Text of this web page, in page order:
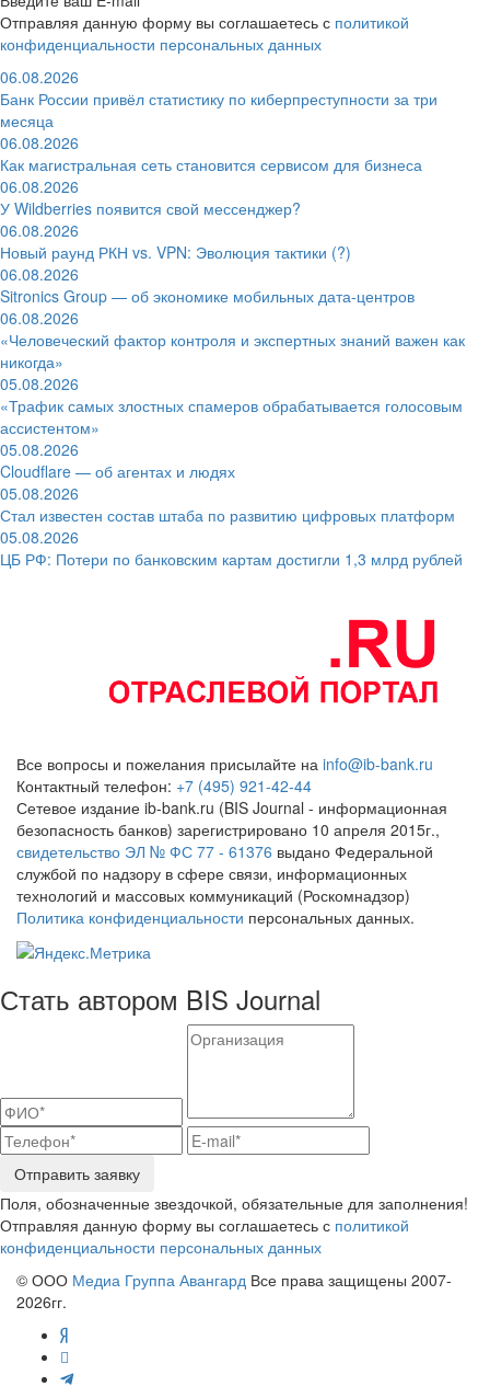
Отправляя данную форму вы соглашаетесь с политикой
конфиденциальности персональных данных
06.08.2026
Банк России привёл статистику по киберпреступности за три
месяца
06.08.2026
Как магистральная сеть становится сервисом для бизнеса
06.08.2026
У Wildberries появится свой мессенджер?
06.08.2026
Новый раунд РКН vs. VPN: Эволюция тактики (?)
06.08.2026
Sitronics Group — об экономике мобильных дата-центров
06.08.2026
«Человеческий фактор контроля и экспертных знаний важен как
никогда»
05.08.2026
«Трафик самых злостных спамеров обрабатывается голосовым
ассистентом»
05.08.2026
Cloudflare — об агентах и людях
05.08.2026
Стал известен состав штаба по развитию цифровых платформ
05.08.2026
ЦБ РФ: Потери по банковским картам достигли 1,3 млрд рублей
Все вопросы и пожелания присылайте на info@ib-bank.ru
Контактный телефон: +7 (495) 921-42-44
Сетевое издание ib-bank.ru (BIS Journal - информационная
безопасность банков) зарегистрировано 10 апреля 2015г.,
свидетельство ЭЛ № ФС 77 - 61376 выдано Федеральной
службой по надзору в сфере связи, информационных
технологий и массовых коммуникаций (Роскомнадзор)
Политика конфиденциальности персональных данных.
Стать автором BIS Journal
Отправить заявку
Поля, обозначенные звездочкой, обязательные для заполнения!
Отправляя данную форму вы соглашаетесь с политикой
конфиденциальности персональных данных
© ООО Медиа Группа Авангард Все права защищены 2007-
2026гг.